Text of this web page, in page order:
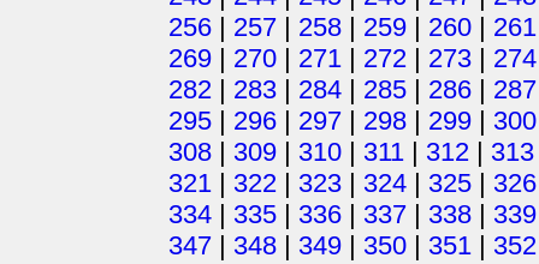
256 | 257 | 258 | 259 | 260 | 261
269 | 270 | 271 | 272 | 273 | 274
282 | 283 | 284 | 285 | 286 | 287
295 | 296 | 297 | 298 | 299 | 300
308 | 309 | 310 | 311 | 312 | 313
321 | 322 | 323 | 324 | 325 | 326
334 | 335 | 336 | 337 | 338 | 339
347 | 348 | 349 | 350 | 351 | 352